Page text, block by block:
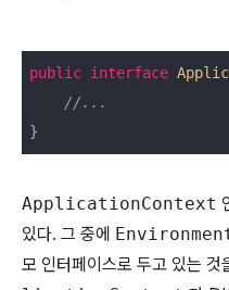
public interface
//...
}
ApplicationContext
있다. 그 중에
모 인터페이스로 두고 있는 것